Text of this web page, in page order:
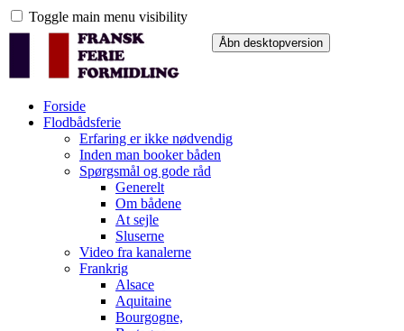
Toggle main menu visibility
Forside
Flodbådsferie
Erfaring er ikke nødvendig
Inden man booker båden
Spørgsmål og gode råd
Generelt
Om bådene
At sejle
Sluserne
Video fra kanalerne
Frankrig
Alsace
Aquitaine
Bourgogne,